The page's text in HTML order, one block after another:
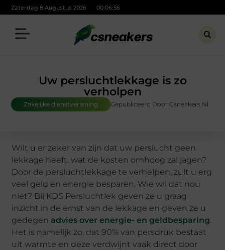
Zaterdag 8 Augustus 2026 00:06:57
Uw persluchtlekkage is zo
verholpen
Zakelijke dienstverlening Gepubliceerd Door Csneakers.nl
Wilt u er zeker van zijn dat uw perslucht geen
lekkage heeft, wat de kosten omhoog zal jagen?
Door de persluchtlekkage te verhelpen, zult u erg
veel geld en energie besparen. Wie wil dat nou
niet? Bij KDS Persluchtlek geven ze u graag
inzicht in de ernst van de lekkage en geven ze u
gedegen advies over energie- en geldbesparing.
Het is namelijk zo, dat 90% van persdruk bestaat
uit warmte en deze verdwijnt vaak direct door